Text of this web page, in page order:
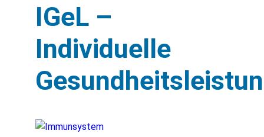
IGeL –
Individuelle